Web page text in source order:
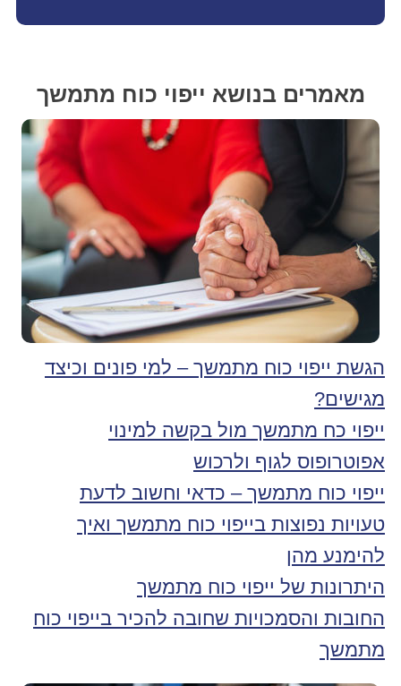
מאמרים בנושא ייפוי כוח מתמשך
הגשת ייפוי כוח מתמשך – למי פונים וכיצד
מגישים?
ייפוי כח מתמשך מול בקשה למינוי
אפוטרופוס לגוף ולרכוש
ייפוי כוח מתמשך – כדאי וחשוב לדעת
טעויות נפוצות בייפוי כוח מתמשך ואיך
להימנע מהן
היתרונות של ייפוי כוח מתמשך
החובות והסמכויות שחובה להכיר בייפוי כוח
מתמשך